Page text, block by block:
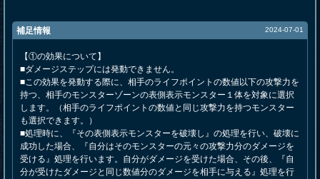
補足情報 2024-07-01
【①の効果について】
■ダメージステップには発動できません。
■この効果を発動する際に、相手のライフポイントの数値以下の攻撃力を
持つ、相手のモンスターゾーンの表側表示モンスター１体を対象に選択
します。（相手のライフポイントの数値と同じ攻撃力を持つモンスター
も選択できます。）
■処理時に、『その表側表示モンスターを破壊し』の処理を行い、破壊に
成功した場合、『自分はそのモンスターの元々の攻撃力分のダメージを
受ける』処理を行います。自分がダメージを受けた場合、その後、『自
分が受けたダメージと同じ数値分のダメージを相手に与える』処理を行